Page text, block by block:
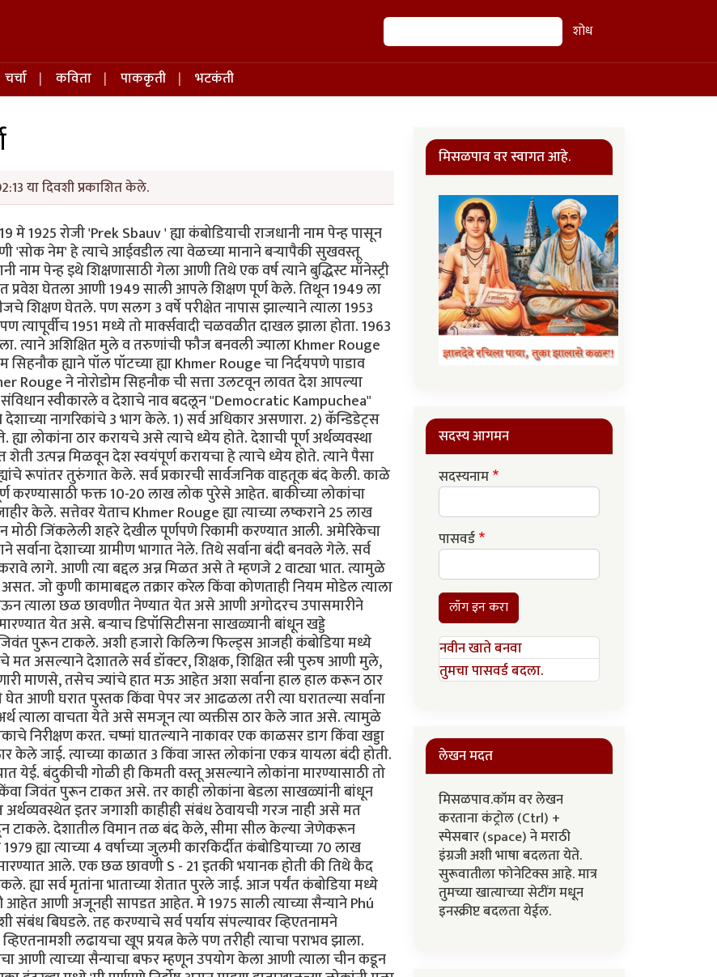
शोध शोध
चर्चा कविता पाककृती
भटकंती
या दिवशी प्रकाशित केले.
मे 1925 रोजी 'Prek Sbauv ' ह्या कंबोडियाची राजधानी नाम पेन्ह पासून
नेम' हे त्याचे आईवडील त्या वेळच्या मानाने बऱ्यापैकी सुखवस्तू
नाम पेन्ह इथे शिक्षणासाठी गेला आणी तिथे एक वर्ष त्याने बुद्धिस्ट मॉनेस्ट्री
प्रवेश घेतला आणी 1949 साली आपले शिक्षण पूर्ण केले. तिथून 1949 ला
शिक्षण घेतले. पण सलग 3 वर्षे परीक्षेत नापास झाल्याने त्याला 1953
त्यापूर्वीच 1951 मध्ये तो मार्क्सवादी चळवळीत दाखल झाला होता. 1963
त्याने अशिक्षित मुले व तरुणांची फौज बनवली ज्याला Khmer Rouge
ह्याने पॉल पॉटच्या ह्या Khmer Rouge चा निर्दयपणे पाडाव
Rouge ने नोरोडोम सिहनौक ची सत्ता उलटवून लावत देश आपल्या
संविधान स्वीकारले व देशाचे नाव बदलून "Democratic Kampuchea"
देशाच्या नागरिकांचे 3 भाग केले. 1) सर्व अधिकार असणारा. 2) कॅन्डिडेट्स
लोकांना ठार करायचे असे त्याचे ध्येय होते. देशाची पूर्ण अर्थव्यवस्था
उत्पन्न मिळवून देश स्वयंपूर्ण करायचा हे त्याचे ध्येय होते. त्याने पैसा
रूपांतर तुरुंगात केले. सर्व प्रकारची सार्वजनिक वाहतूक बंद केली. काळे
करण्यासाठी फक्त 10-20 लाख लोक पुरेसे आहेत. बाकीच्या लोकांचा
केले. सत्तेवर येताच Khmer Rouge ह्या त्याच्या लष्कराने 25 लाख
जिंकलेली शहरे देखील पूर्णपणे रिकामी करण्यात आली. अमेरिकेचा
देशाच्या ग्रामीण भागात नेले. तिथे सर्वाना बंदी बनवले गेले. सर्व
लागे. आणी त्या बद्दल अन्न मिळत असे ते म्हणजे 2 वाट्या भात. त्यामुळे
जो कुणी कामाबद्दल तक्रार करेल किंवा कोणताही नियम मोडेल त्याला
त्याला छळ छावणीत नेण्यात येत असे आणी अगोदरच उपासमारीने
येत असे. बऱ्याच डिपॉसिटीसना साखळ्यानी बांधून खड्डे
पुरून टाकले. अशी हजारो किलिन्ग फिल्ड्स आजही कंबोडिया मध्ये
असल्याने देशातले सर्व डॉक्टर, शिक्षक, शिक्षित स्त्री पुरुष आणी मुले,
माणसे, तसेच ज्यांचे हात मऊ आहेत अशा सर्वाना हाल हाल करून ठार
आणी घरात पुस्तक किंवा पेपर जर आढळला तरी त्या घरातल्या सर्वाना
त्याला वाचता येते असे समजून त्या व्यक्तीस ठार केले जात असे. त्यामुळे
निरीक्षण करत. चष्मां घातल्याने नाकावर एक काळसर डाग किंवा खड्डा
जाई. त्याच्या काळात 3 किंवा जास्त लोकांना एकत्र यायला बंदी होती.
येई. बंदुकीची गोळी ही किमती वस्तू असल्याने लोकांना मारण्यासाठी तो
जिवंत पुरून टाकत असे. तर काही लोकांना बेडला साखळ्यांनी बांधून
अर्थव्यवस्थेत इतर जगाशी काहीही संबंध ठेवायची गरज नाही असे मत
टाकले. देशातील विमान तळ बंद केले, सीमा सील केल्या जेणेकरून
ह्या त्याच्या 4 वर्षाच्या जुलमी कारकिर्दीत कंबोडियाच्या 70 लाख
आले. एक छळ छावणी S - 21 इतकी भयानक होती की तिथे कैद
सर्व मृतांना भाताच्या शेतात पुरले जाई. आज पर्यंत कंबोडिया मध्ये
आणी अजूनही सापडत आहेत. मे 1975 साली त्याच्या सैन्याने Phú
संबंध बिघडले. तह करण्याचे सर्व पर्याय संपल्यावर व्हिएतनामने
लढायचा खूप प्रयत्न केले पण तरीही त्याचा पराभव झाला.
आणी त्याच्या सैन्याचा बफर म्हणून उपयोग केला आणी त्याला चीन कडून
मिसळपाव वर स्वागत आहे.
सदस्य आगमन
सदस्यनाम
पासवर्ड
लॉग इन करा
नवीन खाते बनवा
तुमचा पासवर्ड बदला.
लेखन मदत
मिसळपाव.कॉम वर लेखन
करताना कंट्रोल (Ctrl) +
स्पेसबार (space) ने मराठी
इंग्रजी अशी भाषा बदलता येते.
सुरूवातीला फोनेटिक्स आहे. मात्र
तुमच्या खात्याच्या सेटींग मधून
इनस्क्रीप्ट बदलता येईल.